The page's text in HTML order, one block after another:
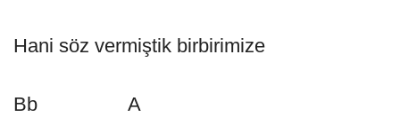
Hani söz vermiştik birbirimize
Bb A